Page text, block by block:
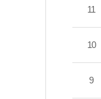
11
10
9